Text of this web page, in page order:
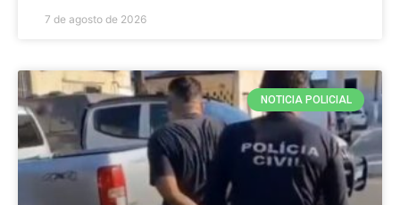
7 de agosto de 2026
NOTICIA POLICIAL